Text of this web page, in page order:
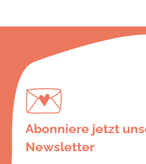
Abonniere jetzt
Newsletter